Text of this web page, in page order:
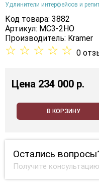
Удлинители интерфейсов и
Код товара: 3882
Артикул: MC3-2HO
Производитель: Kramer
☆ ☆ ☆ ☆ ☆ 0
Цена 234 000 p.
В КОРЗИНУ
Остались
Получите